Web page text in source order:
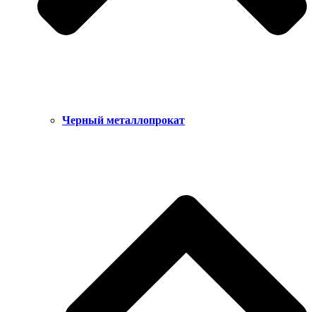
Черный металлопрокат